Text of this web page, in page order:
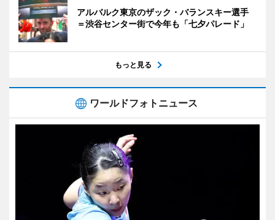
アルバルク東京のザック・バランスキー選手
＝渋谷センター街で今年も「七夕パレード」
もっと見る
ワールドフォトニュース